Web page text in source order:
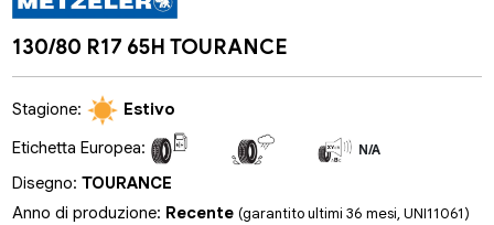
130/80 R17 65H TOURANCE
Stagione:
Estivo
Etichetta Europea:
N/A
Disegno:TOURANCE
Anno di produzione: Recente(garantito ultimi 36 mesi, UNI11061)